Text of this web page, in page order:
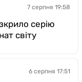
7 серпня 19:58
серію
світу
6 серпня 17:51